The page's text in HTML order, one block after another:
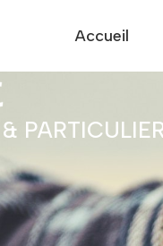
Accueil